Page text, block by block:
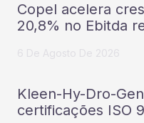
Copel acelera
20,8% no Ebitda
Kleen-Hy-Dro-
certificações ISO